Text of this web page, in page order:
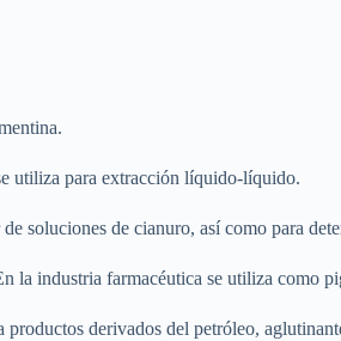
utiliza para extracción líquido-líquido.
soluciones de cianuro, así como para
la industria farmacéutica se utiliza como
derivados del petróleo,